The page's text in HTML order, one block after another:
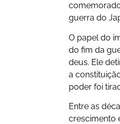
guerra do
O papel do
do fim da
deus. Ele
a
poder foi
Entre as
crescimento